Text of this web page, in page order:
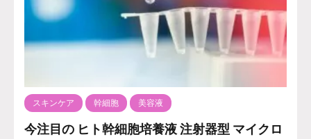
スキンケア 幹細胞 美容液
今注目の ヒト幹細胞培養液 注射器型 マイクロ